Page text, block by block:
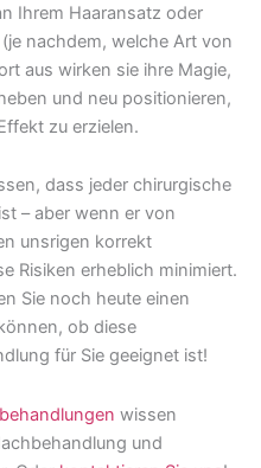
Ihrem Haaransatz oder
nachdem, welche Art von
aus wirken sie ihre Magie,
und neu positionieren,
zu erzielen.
dass jeder chirurgische
– aber wenn er von
unsrigen korrekt
Risiken erheblich minimiert.
Sie noch heute einen
ob diese
für Sie geeignet ist!
wissen
und